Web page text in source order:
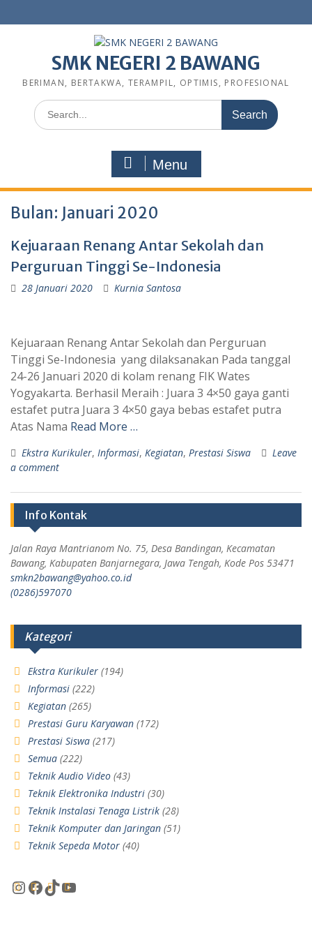
SMK NEGERI 2 BAWANG
BERIMAN, BERTAKWA, TERAMPIL, OPTIMIS, PROFESIONAL
Menu
Bulan: Januari 2020
Kejuaraan Renang Antar Sekolah dan
Perguruan Tinggi Se-Indonesia
28 Januari 2020 Kurnia Santosa
Kejuaraan Renang Antar Sekolah dan Perguruan
Tinggi Se-Indonesia yang dilaksanakan Pada tanggal
24-26 Januari 2020 di kolam renang FIK Wates
Yogyakarta. Berhasil Meraih : Juara 3 4×50 gaya ganti
estafet putra Juara 3 4×50 gaya bebas estafet putra
Atas Nama Read More …
Ekstra Kurikuler, Informasi, Kegiatan, Prestasi Siswa
Leave
a comment
Info Kontak
Jalan Raya Mantrianom No. 75, Desa Bandingan, Kecamatan
Bawang, Kabupaten Banjarnegara, Jawa Tengah, Kode Pos 53471
smkn2bawang@yahoo.co.id
(0286)597070
Kategori
Ekstra Kurikuler (194)
Informasi (222)
Kegiatan (265)
Prestasi Guru Karyawan (172)
Prestasi Siswa (217)
Semua (222)
Teknik Audio Video (43)
Teknik Elektronika Industri (30)
Teknik Instalasi Tenaga Listrik (28)
Teknik Komputer dan Jaringan (51)
Teknik Sepeda Motor (40)